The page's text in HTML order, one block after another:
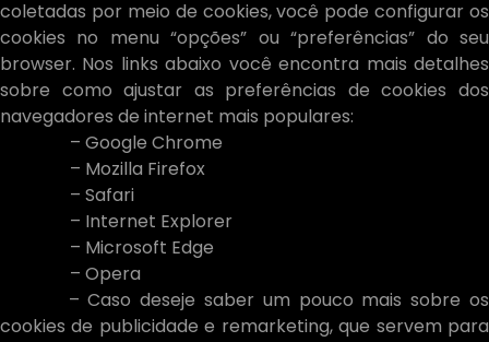
coletadas por meio de cookies, você pode configurar os
cookies no menu “opções” ou “preferências” do seu
browser. Nos links abaixo você encontra mais detalhes
sobre como ajustar as preferências de cookies dos
navegadores de internet mais populares:
– Google Chrome
– Mozilla Firefox
– Safari
– Internet Explorer
– Microsoft Edge
– Opera
– Caso deseje saber um pouco mais sobre os
cookies de publicidade e remarketing, que servem para